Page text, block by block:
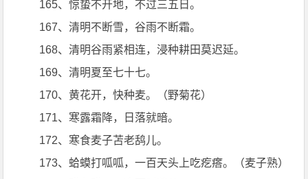
165、惊蛰不开地，不过三五日。
167、清明不断雪，谷雨不断霜。
168、清明谷雨紧相连，浸种耕田莫迟延。
169、清明夏至七十七。
170、黄花开，快种麦。（野菊花）
171、寒露霜降，日落就暗。
172、寒食麦子苫老鸹儿。
173、蛤蟆打呱呱，一百天头上吃疙瘩。（麦子熟）